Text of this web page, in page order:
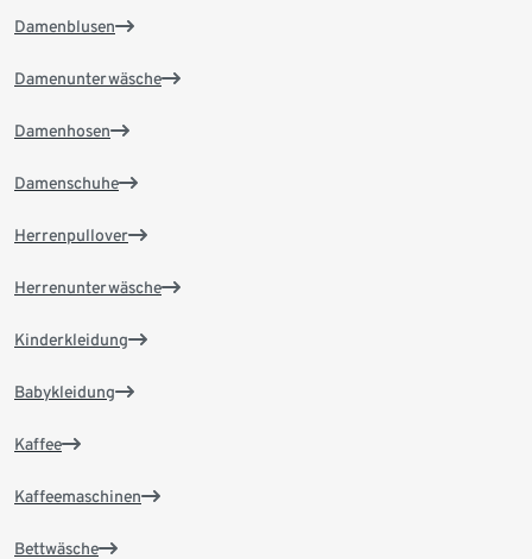
Damenblusen
Damenunterwäsche
Damenhosen
Damenschuhe
Herrenpullover
Herrenunterwäsche
Kinderkleidung
Babykleidung
Kaffee
Kaffeemaschinen
Bettwäsche